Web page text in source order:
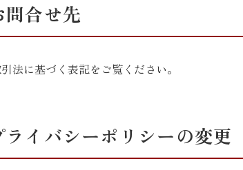
合せ先
法に基づく表記をご覧ください。
イバシーポリシーの変更